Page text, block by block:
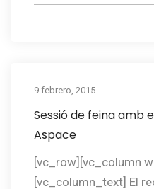
9 febrero, 2015
Sessió de feina amb
Aspace
[vc_row][vc_column
[vc_column_text] El